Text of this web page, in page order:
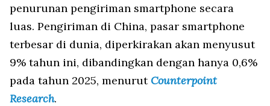
penurunan pengiriman smartphone secara
luas. Pengiriman di China, pasar smartphone
terbesar di dunia, diperkirakan akan menyusut
9% tahun ini, dibandingkan dengan hanya 0,6%
pada tahun 2025, menurut Counterpoint
Research.